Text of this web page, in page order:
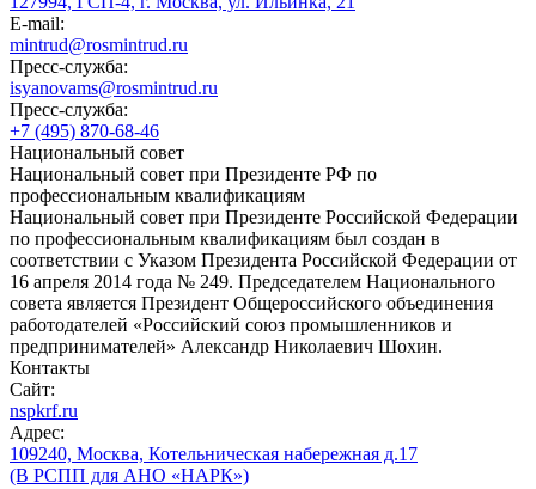
E-mail:
mintrud@rosmintrud.ru
Пресс-служба:
isyanovams@rosmintrud.ru
Пресс-служба:
+7 (495) 870-68-46
Национальный совет
Национальный совет при Президенте РФ по
профессиональным квалификациям
Национальный совет при Президенте Российской Федерации
по профессиональным квалификациям был создан в
соответствии с Указом Президента Российской Федерации от
16 апреля 2014 года № 249. Председателем Национального
совета является Президент Общероссийского объединения
работодателей «Российский союз промышленников и
предпринимателей» Александр Николаевич Шохин.
Контакты
Сайт:
nspkrf.ru
Адрес:
109240, Москва, Котельническая набережная д.17
(В РСПП для АНО «НАРК»)